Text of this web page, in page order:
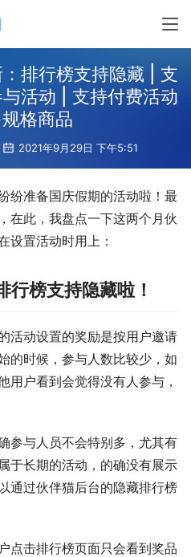
排行榜支持隐藏 | 支
活动 | 支持付费活动
格商品
2021年9月29日 下午5:51
纷准备国庆假期的活动啦！最
在此，我盘点一下这两个月伙
设置活动时用上：
行榜支持隐藏啦！
活动设置的奖励是按用户邀请
的时候，参与人数比较少，如
用户看到会觉得没有人参与，
参与人员不会特别多，尤其有
于长期的活动，的确没有展示
通过伙伴猫后台的隐藏排行榜
点击排行榜页面只会看到奖品